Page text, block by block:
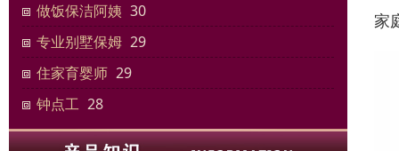
做饭保洁阿姨 30
专业别墅保姆 29
住家‌‌育婴师 29
钟点工 28
家